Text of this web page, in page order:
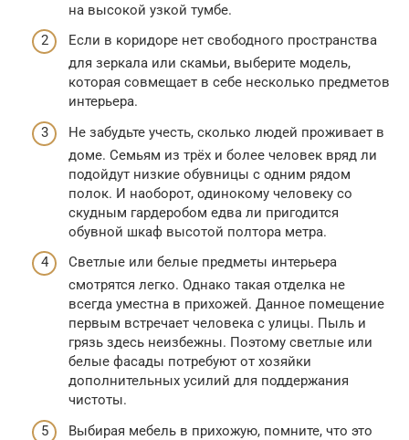
на высокой узкой тумбе.
Если в коридоре нет свободного пространства
для зеркала или скамьи, выберите модель,
которая совмещает в себе несколько предметов
интерьера.
Не забудьте учесть, сколько людей проживает в
доме. Семьям из трёх и более человек вряд ли
подойдут низкие обувницы с одним рядом
полок. И наоборот, одинокому человеку со
скудным гардеробом едва ли пригодится
обувной шкаф высотой полтора метра.
Светлые или белые предметы интерьера
смотрятся легко. Однако такая отделка не
всегда уместна в прихожей. Данное помещение
первым встречает человека с улицы. Пыль и
грязь здесь неизбежны. Поэтому светлые или
белые фасады потребуют от хозяйки
дополнительных усилий для поддержания
чистоты.
Выбирая мебель в прихожую, помните, что это